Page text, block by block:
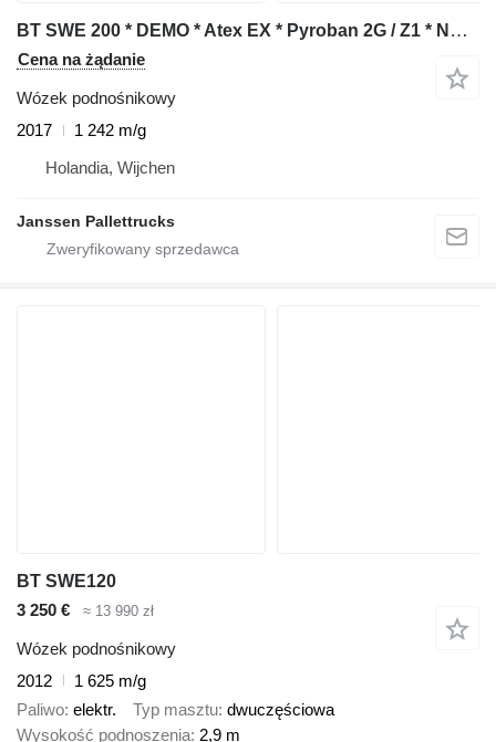
BT SWE 200 * DEMO * Atex EX * Pyroban 2G / Z1 * NEW battery !!
Cena na żądanie
Wózek podnośnikowy
2017
1 242 m/g
Holandia, Wijchen
Janssen Pallettrucks
BT SWE120
3 250 €
≈ 13 990 zł
Wózek podnośnikowy
2012
1 625 m/g
Paliwo elektr. Typ masztu dwuczęściowa
Wysokość podnoszenia 2,9 m